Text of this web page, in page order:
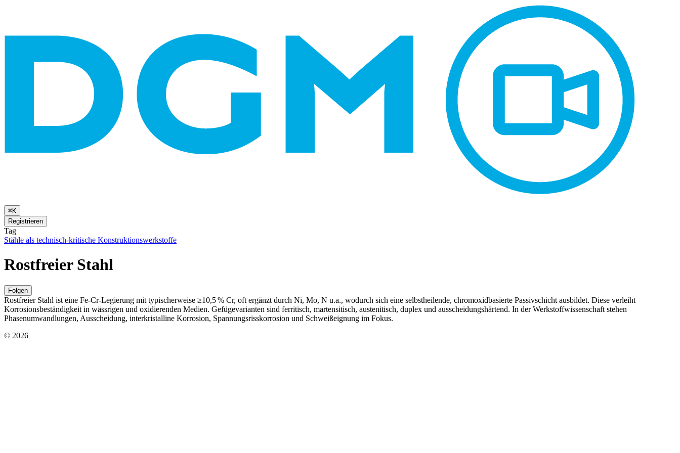
⌘K
Registrieren
Tag
Stähle als technisch-kritische Konstruktionswerkstoffe
Rostfreier Stahl
Folgen
Rostfreier Stahl ist eine Fe-Cr-Legierung mit typischerweise ≥10,5 % Cr, oft ergänzt durch Ni, Mo, N u.a., wodurch sich eine selbstheilende, chromoxidbasierte Passivschicht ausbildet. Diese verleiht
Korrosionsbeständigkeit in wässrigen und oxidierenden Medien. Gefügevarianten sind ferritisch, martensitisch, austenitisch, duplex und ausscheidungshärtend. In der Werkstoffwissenschaft stehen
Phasenumwandlungen, Ausscheidung, interkristalline Korrosion, Spannungsrisskorrosion und Schweißeignung im Fokus.
© 2026